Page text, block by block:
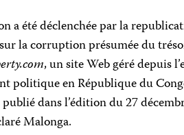
a été déclenchée par la
la corruption présumée du
, un site Web géré depuis
politique en République du
dans l’édition du 27
Malonga.